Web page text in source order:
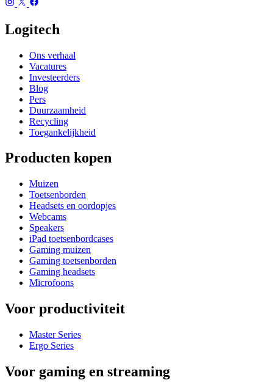
Logitech
Ons verhaal
Vacatures
Investeerders
Blog
Pers
Duurzaamheid
Recycling
Toegankelijkheid
Producten kopen
Muizen
Toetsenborden
Headsets en oordopjes
Webcams
Speakers
iPad toetsenbordcases
Gaming muizen
Gaming toetsenborden
Gaming headsets
Microfoons
Voor productiviteit
Master Series
Ergo Series
Voor gaming en streaming